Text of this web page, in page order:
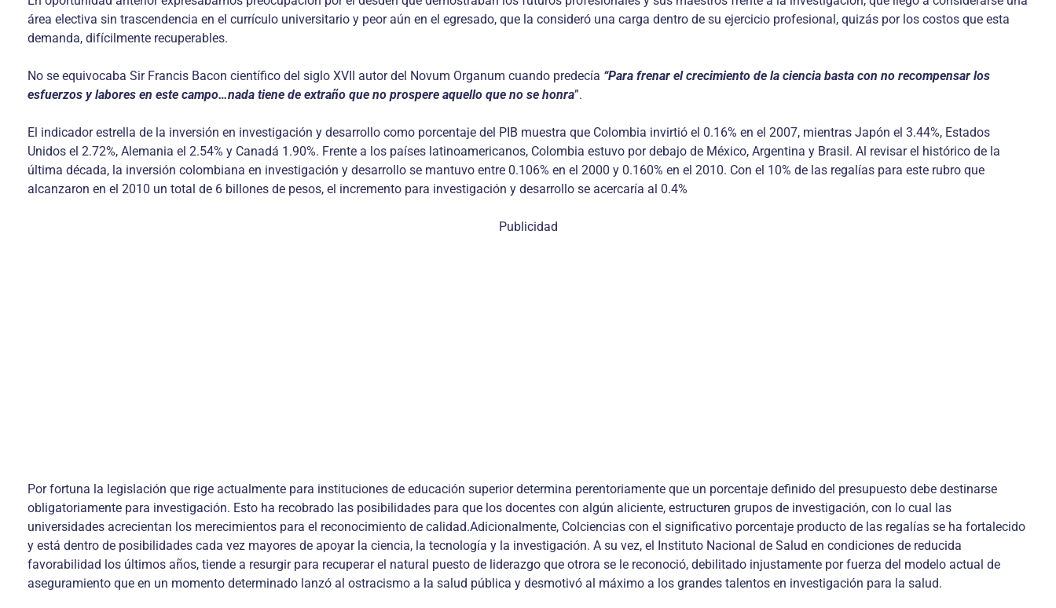
área electiva sin trascendencia en el currículo universitario y peor aún en el egresado, que la consideró una carga dentro de su ejercicio profesional, quizás por los costos que esta
demanda, difícilmente recuperables.
No se equivocaba Sir Francis Bacon científico del siglo XVII autor del Novum Organum cuando predecía “Para frenar el crecimiento de la ciencia basta con no recompensar los
esfuerzos y labores en este campo…nada tiene de extraño que no prospere aquello que no se honra”.
El indicador estrella de la inversión en investigación y desarrollo como porcentaje del PIB muestra que Colombia invirtió el 0.16% en el 2007, mientras Japón el 3.44%, Estados
Unidos el 2.72%, Alemania el 2.54% y Canadá 1.90%. Frente a los países latinoamericanos, Colombia estuvo por debajo de México, Argentina y Brasil. Al revisar el histórico de la
última década, la inversión colombiana en investigación y desarrollo se mantuvo entre 0.106% en el 2000 y 0.160% en el 2010. Con el 10% de las regalías para este rubro que
alcanzaron en el 2010 un total de 6 billones de pesos, el incremento para investigación y desarrollo se acercaría al 0.4%
Publicidad
Por fortuna la legislación que rige actualmente para instituciones de educación superior determina perentoriamente que un porcentaje definido del presupuesto debe destinarse
obligatoriamente para investigación. Esto ha recobrado las posibilidades para que los docentes con algún aliciente, estructuren grupos de investigación, con lo cual las
universidades acrecientan los merecimientos para el reconocimiento de calidad.Adicionalmente, Colciencias con el significativo porcentaje producto de las regalías se ha fortalecido
y está dentro de posibilidades cada vez mayores de apoyar la ciencia, la tecnología y la investigación. A su vez, el Instituto Nacional de Salud en condiciones de reducida
favorabilidad los últimos años, tiende a resurgir para recuperar el natural puesto de liderazgo que otrora se le reconoció, debilitado injustamente por fuerza del modelo actual de
aseguramiento que en un momento determinado lanzó al ostracismo a la salud pública y desmotivó al máximo a los grandes talentos en investigación para la salud.